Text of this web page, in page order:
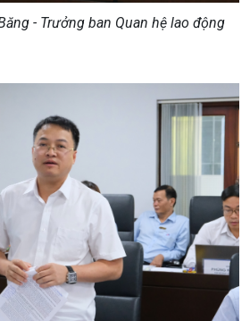
- Trưởng ban Quan hệ lao động